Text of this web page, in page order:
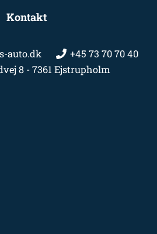
Kontakt
auto.dk
+45 73 70 70 40
8 - 7361 Ejstrupholm